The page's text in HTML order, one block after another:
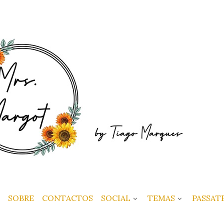
SOBRE CONTACTOS SOCIAL TEMAS